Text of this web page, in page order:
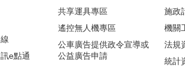
e點通
共享運具專區
遙控無人機專區
公車廣告提供政令宣導或
公益廣告申請
施政
機關
法規
統計